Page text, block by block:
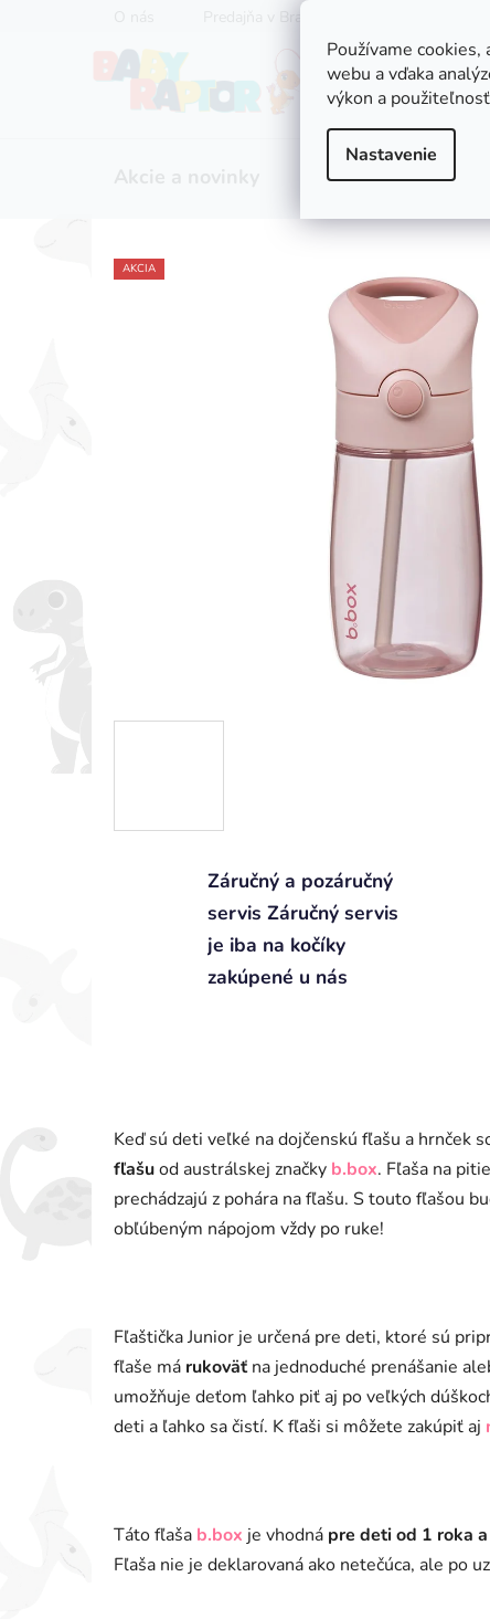
Používame
webu a vďaka
výkon a
Nastavenie
Predajňa v Bratislave
Zľavy Kočíky
AKCIA
Záručný a pozáručný
servis Záručný servis
je iba na kočíky
zakúpené u nás
Keď sú deti veľké na dojčenskú fľašu a hrnček
fľašuod austrálskej značky b.box. Fľaša na
prechádzajú z pohára na fľašu. S touto fľašou
obľúbeným nápojom vždy po ruke!
Fľaštička Junior je určená pre deti, ktoré sú
fľaše má rukoväťna jednoduché prenášanie
umožňuje deťom ľahko piť aj po veľkých
deti a ľahko sa čistí. K fľaši si môžete zakúpiť aj
Táto fľaša b.box je vhodná pre deti od 1 roka a
Fľaša nie je deklarovaná ako netečúca, ale po